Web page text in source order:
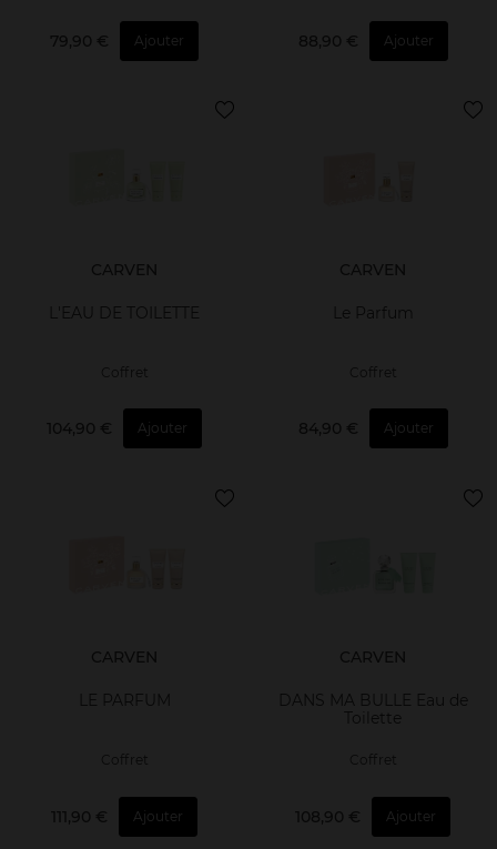
79,90 € Ajouter 88,90 € Ajouter
CARVEN
L'EAU DE TOILETTE
Coffret
104,90 € Ajouter
CARVEN
Le Parfum
Coffret
84,90 € Ajouter
CARVEN
LE PARFUM
Coffret
111,90 € Ajouter
CARVEN
DANS MA BULLE Eau de
Toilette
Coffret
108,90 € Ajouter